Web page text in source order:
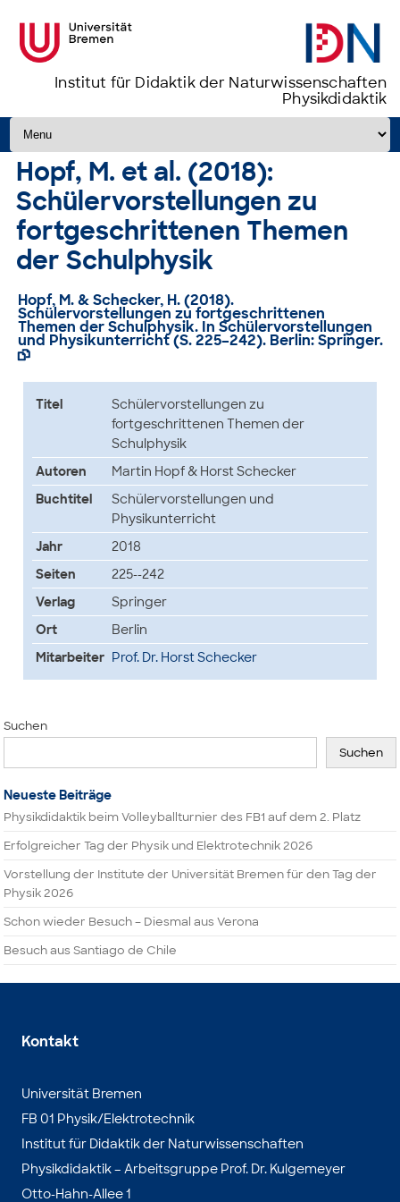
Institut für Didaktik der Naturwissenschaften
Physikdidaktik
Zum Inhalt springen
Hopf, M. et al. (2018):
Schülervorstellungen zu
fortgeschrittenen Themen
der Schulphysik
Hopf, M. & Schecker, H. (2018).
Schülervorstellungen zu fortgeschrittenen
Themen der Schulphysik. In Schülervorstellungen
und Physikunterricht (S. 225–242). Berlin: Springer.

Titel
Schülervorstellungen zu
fortgeschrittenen Themen der
Schulphysik
Autoren
Martin Hopf & Horst Schecker
Buchtitel
Schülervorstellungen und
Physikunterricht
Jahr
2018
Seiten
225--242
Verlag
Springer
Ort
Berlin
Mitarbeiter Prof. Dr. Horst Schecker
Suchen
Suchen
Neueste Beiträge
Physikdidaktik beim Volleyballturnier des FB1 auf dem 2. Platz
Erfolgreicher Tag der Physik und Elektrotechnik 2026
Vorstellung der Institute der Universität Bremen für den Tag der
Physik 2026
Schon wieder Besuch – Diesmal aus Verona
Besuch aus Santiago de Chile
Kontakt
Universität Bremen
FB 01 Physik/Elektrotechnik
Institut für Didaktik der Naturwissenschaften
Physikdidaktik – Arbeitsgruppe Prof. Dr. Kulgemeyer
Otto-Hahn-Allee 1